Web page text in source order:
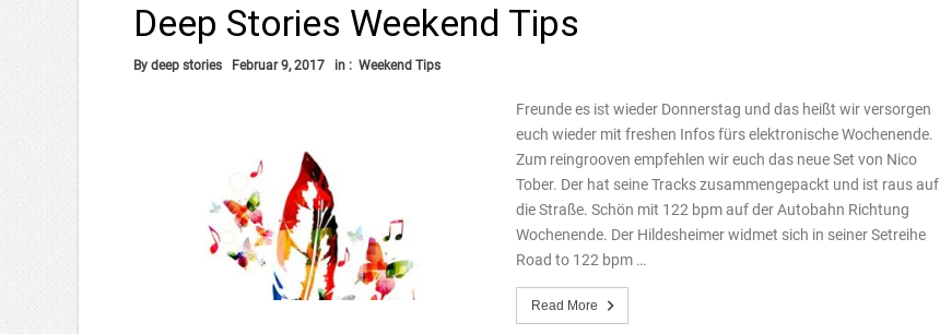
Deep Stories Weekend Tips
By deep stories Februar 9, 2017 in : Weekend Tips
Freunde es ist wieder Donnerstag und das heißt wir versorgen
euch wieder mit freshen Infos fürs elektronische Wochenende.
Zum reingrooven empfehlen wir euch das neue Set von Nico
Tober. Der hat seine Tracks zusammengepackt und ist raus auf
die Straße. Schön mit 122 bpm auf der Autobahn Richtung
Wochenende. Der Hildesheimer widmet sich in seiner Setreihe
Road to 122 bpm …
Read More